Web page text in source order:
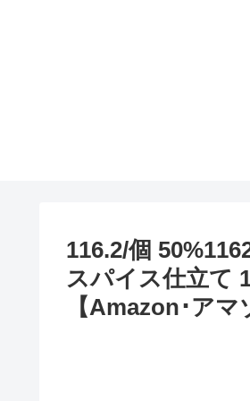
116.2/個
スパイス仕立て
【Amazon･ア